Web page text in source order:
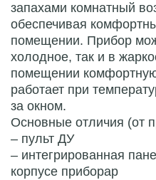
запахами комнатный
обеспечивая
помещении. Прибор
холодное, так и в
помещении
работает при
за окном.
Основные отличия (от
– пульт ДУ
– интегрированная
корпусе приборар